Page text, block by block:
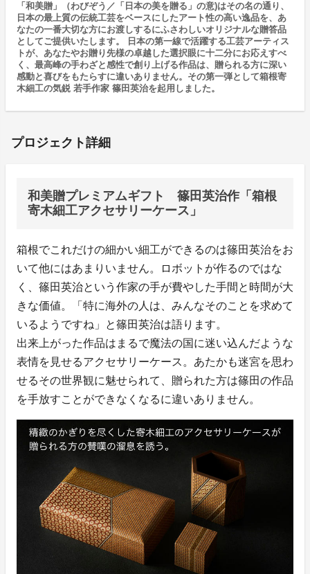
「和美贈」（わびぞう／「日本の美を贈る」の意)はその名の通り、
日本の最上質の伝統工芸をベースにしたアート性の高い逸品を、あ
なたの一番大切な方にお渡しするにふさわしいオリジナルな贈答品
としてご提供いたします。 日本の第一線で活躍する工芸アーティス
トが、あなたやお贈り先様の卓越した選択眼に十二分にお応えすべ
く、最高峰の手わざと感性で創り上げる作品は、贈られる方に深い
感動と喜びをもたらすに違いありません。その第一弾として箱根寄
木細工の気鋭 若手作家 篠田英治を起用しました。
プロジェクト詳細
和美贈プレミアムギフト 篠田英治作「箱根
寄木細工アクセサリーケース」
箱根でこれだけの細かい細工ができるのは篠田英治をお
いて他にはあまりいません。ロボットが作るのではな
く、篠田英治という作家の手が費やした手間と時間が大
きな価値。「特に海外の人は、みんなそのことを求めて
いるようですね」と篠田英治は語ります。
出来上がった作品はまるで魔法の国に迷い込んだような
表情を見せるアクセサリーケース。あたかも迷宮を思わ
せるその世界観に魅せられて、贈られた方は篠田の作品
を手放すことができなくなるに違いありません。